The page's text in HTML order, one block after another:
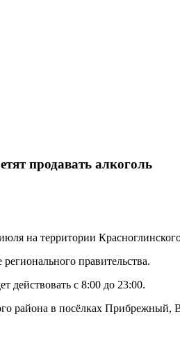
продавать алкоголь
на территории
правительства.
действовать с 8:00 до 23:00.
района в посёлках